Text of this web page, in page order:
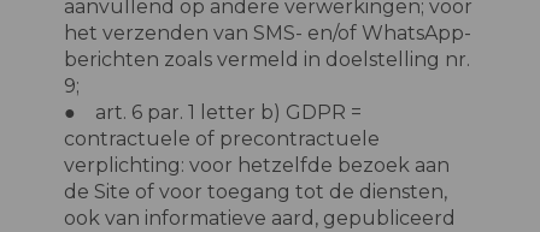
aanvullend op andere verwerkingen; voor
het verzenden van SMS- en/of WhatsApp-
berichten zoals vermeld in doelstelling nr.
9;
● art. 6 par. 1 letter b) GDPR =
contractuele of precontractuele
verplichting: voor hetzelfde bezoek aan
de Site of voor toegang tot de diensten,
ook van informatieve aard, gepubliceerd